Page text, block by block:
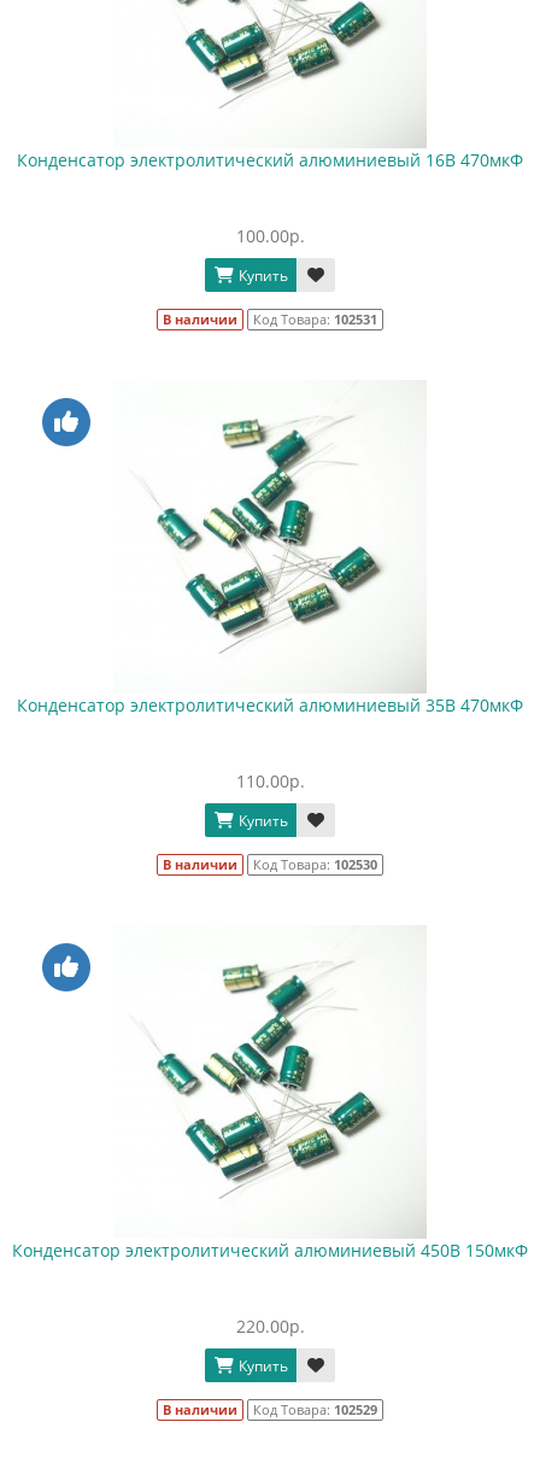
Конденсатор электролитический алюминиевый 16В 470мкФ
100.00р.
Купить
В наличии Код Товара: 102531
Конденсатор электролитический алюминиевый 35В 470мкФ
110.00р.
Купить
В наличии Код Товара: 102530
Конденсатор электролитический алюминиевый 450В 150мкФ
220.00р.
Купить
В наличии Код Товара: 102529